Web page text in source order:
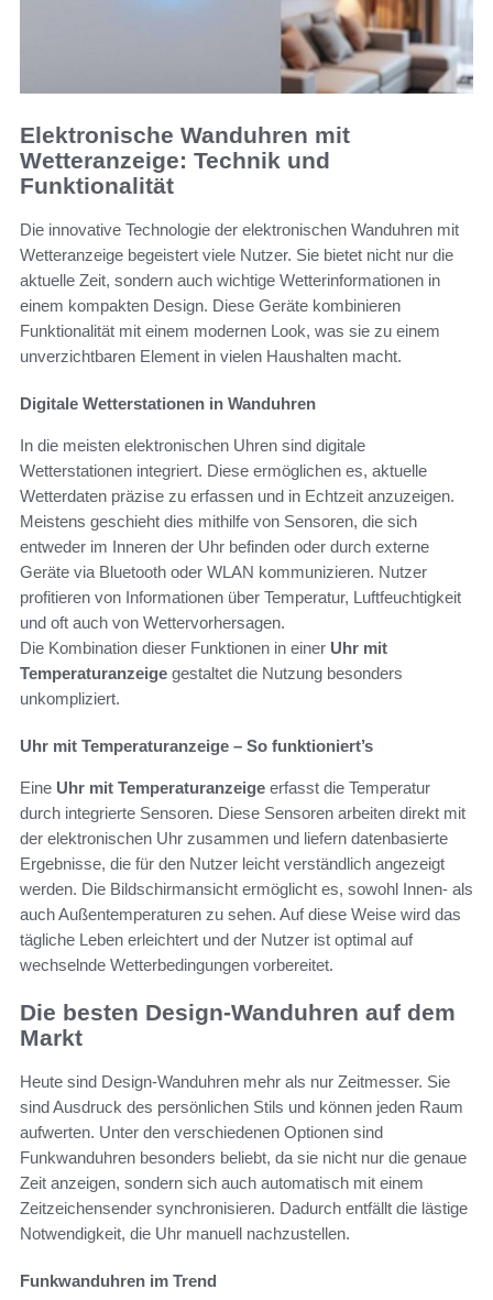
Elektronische Wanduhren mit
Wetteranzeige: Technik und
Funktionalität
Die innovative Technologie der elektronischen Wanduhren mit
Wetteranzeige begeistert viele Nutzer. Sie bietet nicht nur die
aktuelle Zeit, sondern auch wichtige Wetterinformationen in
einem kompakten Design. Diese Geräte kombinieren
Funktionalität mit einem modernen Look, was sie zu einem
unverzichtbaren Element in vielen Haushalten macht.
Digitale Wetterstationen in Wanduhren
In die meisten elektronischen Uhren sind digitale
Wetterstationen integriert. Diese ermöglichen es, aktuelle
Wetterdaten präzise zu erfassen und in Echtzeit anzuzeigen.
Meistens geschieht dies mithilfe von Sensoren, die sich
entweder im Inneren der Uhr befinden oder durch externe
Geräte via Bluetooth oder WLAN kommunizieren. Nutzer
profitieren von Informationen über Temperatur, Luftfeuchtigkeit
und oft auch von Wettervorhersagen.
Die Kombination dieser Funktionen in einer Uhr mit
Temperaturanzeige gestaltet die Nutzung besonders
unkompliziert.
Uhr mit Temperaturanzeige – So funktioniert’s
Eine Uhr mit Temperaturanzeige erfasst die Temperatur
durch integrierte Sensoren. Diese Sensoren arbeiten direkt mit
der elektronischen Uhr zusammen und liefern datenbasierte
Ergebnisse, die für den Nutzer leicht verständlich angezeigt
werden. Die Bildschirmansicht ermöglicht es, sowohl Innen- als
auch Außentemperaturen zu sehen. Auf diese Weise wird das
tägliche Leben erleichtert und der Nutzer ist optimal auf
wechselnde Wetterbedingungen vorbereitet.
Die besten Design-Wanduhren auf dem
Markt
Heute sind Design-Wanduhren mehr als nur Zeitmesser. Sie
sind Ausdruck des persönlichen Stils und können jeden Raum
aufwerten. Unter den verschiedenen Optionen sind
Funkwanduhren besonders beliebt, da sie nicht nur die genaue
Zeit anzeigen, sondern sich auch automatisch mit einem
Zeitzeichensender synchronisieren. Dadurch entfällt die lästige
Notwendigkeit, die Uhr manuell nachzustellen.
Funkwanduhren im Trend